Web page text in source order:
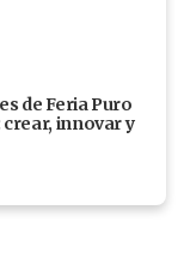
de Feria Puro
crear, innovar y